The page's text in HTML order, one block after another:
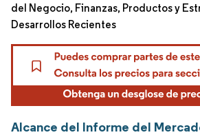
del Negocio, Finanzas, Productos y
Desarrollos Recientes
Alcance del Informe del